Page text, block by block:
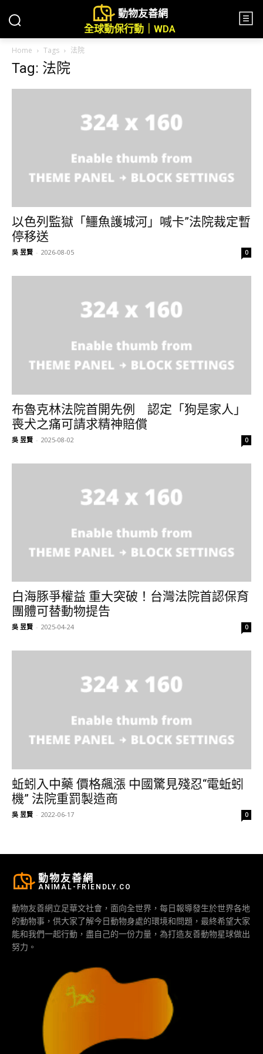
動物友善網
全球動保行動｜WDA
Home Tags 法院
Tag: 法院
以色列監獄「鱷魚護城河」喊卡”法院裁定暫
停移送
吳 昱賢 - 2026-08-05 0
布魯克林法院首開先例 認定「狗是家人」
喪犬之痛可請求精神賠償
吳 昱賢 - 2025-08-02 0
白海豚爭權益 重大突破！台灣法院首認保育
團體可替動物提告
吳 昱賢 - 2025-04-24 0
蚯蚓入中藥 價格飆漲 中國驚見殘忍“電蚯蚓
機” 法院重罰製造商
吳 昱賢 - 2022-06-17 0
動物友善網
ANIMAL-FRIENDLY.CO
動物友善網立足華文社會，面向全世界，每日報導發生於世界各地
的動物事，供大家了解今日動物身處的環境和問題，最終希望大家
能和我們一起行動，盡自己的一份力量，為打造友善動物星球做出
努力。